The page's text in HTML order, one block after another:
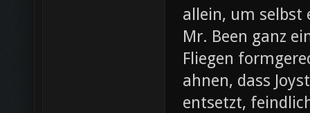
allein, um selbst
Mr. Been ganz
Fliegen
ahnen, dass
entsetzt,